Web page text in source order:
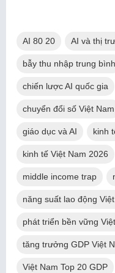
AI 80 20 AI và thị
bẫy thu nhập trung bình
chiến lược AI quốc gia
chuyển đổi số Việt Nam
giáo dục và AI kinh
kinh tế Việt Nam 2026
middle income trap
năng suất lao động
phát triển bền vững
tăng trưởng GDP Việt
Việt Nam Top 20 GDP